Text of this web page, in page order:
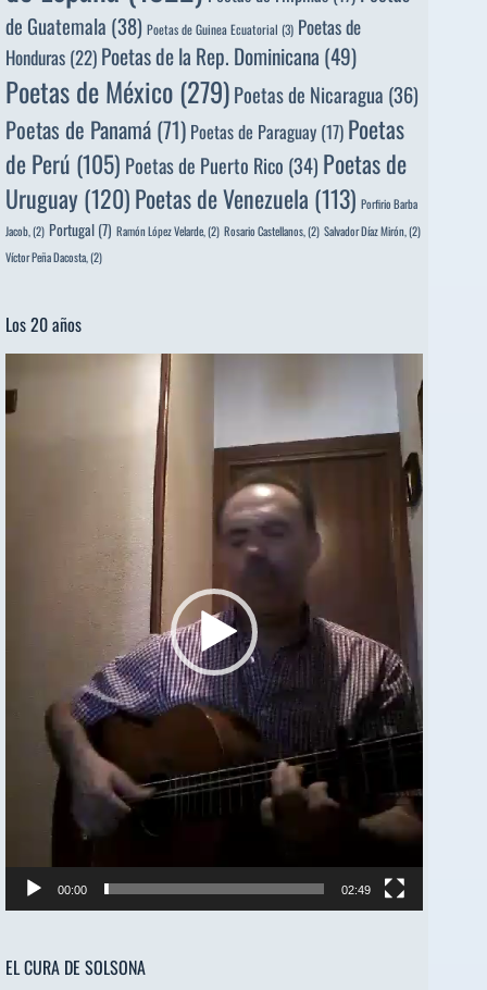
de Guatemala (38) Poetas de Guinea Ecuatorial (3) Poetas de
Honduras (22) Poetas de la Rep. Dominicana (49)
Poetas de México(279)Poetas de Nicaragua (36)
Poetas de Panamá (71) Poetas de Paraguay (17) Poetas
de Perú (105) Poetas de Puerto Rico (34) Poetas de
Uruguay(120)Poetas de Venezuela (113) Porfirio Barba
Jacob, (2) Portugal (7) Ramón López Velarde, (2) Rosario Castellanos, (2) Salvador Díaz Mirón, (2)
Víctor Peña Dacosta, (2)
Los 20 años
de
vídeo
00:00 02:49
EL CURA DE SOLSONA